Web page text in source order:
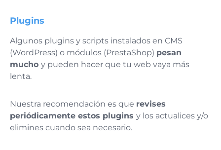
Plugins
Algunos plugins y scripts instalados en CMS
(WordPress) o módulos (PrestaShop) pesan
mucho y pueden hacer que tu web vaya más
lenta.
Nuestra recomendación es que revises
periódicamente estos plugins y los actualices y/o
elimines cuando sea necesario.